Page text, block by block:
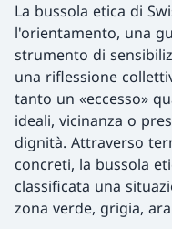
La bussola etica di
l'orientamento, una
strumento di
una riflessione
tanto un «eccesso»
ideali, vicinanza o
dignità. Attraverso
concreti, la bussola
classificata una
zona verde, grigia,